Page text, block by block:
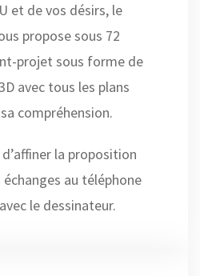
et de vos désirs, le
propose sous 72
projet sous forme de
avec tous les plans
compréhension.
la proposition
échanges au téléphone
le dessinateur.